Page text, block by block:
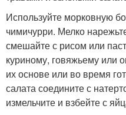
Используйте морковную
чимичурри. Мелко
смешайте с рисом или
куриному, говяжьему или
их основе или во время
салата соедините с
измельчите и взбейте с